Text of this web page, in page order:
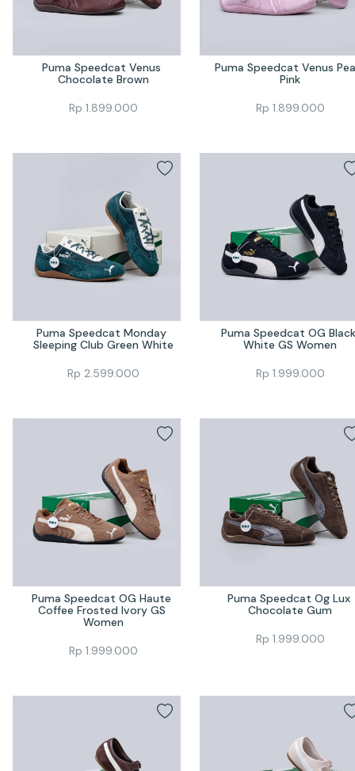
Puma Speedcat Venus
Chocolate Brown
Rp 1.899.000
Puma Speedcat Venus
Pink
Rp 1.899.000
Puma Speedcat Monday
Sleeping Club Green White
Rp 2.599.000
Puma Speedcat OG Black
White GS Women
Rp 1.999.000
Puma Speedcat OG Haute
Coffee Frosted Ivory GS
Women
Rp 1.999.000
Puma Speedcat Og Lux
Chocolate Gum
Rp 1.999.000